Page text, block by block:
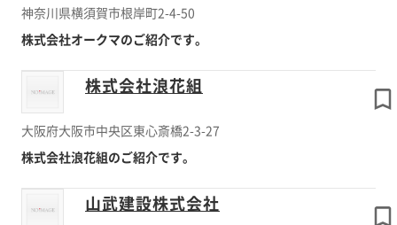
神奈川県横須賀市根岸町2-4-50
株式会社オークマのご紹介です。
株式会社浪花組
大阪府大阪市中央区東心斎橋2-3-27
株式会社浪花組のご紹介です。
山武建設株式会社